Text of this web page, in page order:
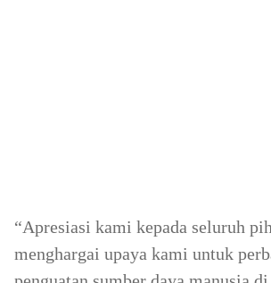
“Apresiasi kami kepada seluruh
menghargai upaya kami untuk